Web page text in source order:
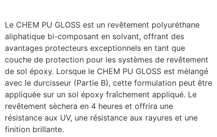
Le CHEM PU GLOSS est un revêtement polyuréthane
aliphatique bi-composant en solvant, offrant des
avantages protecteurs exceptionnels en tant que
couche de protection pour les systèmes de revêtement
de sol époxy. Lorsque le CHEM PU GLOSS est mélangé
avec le durcisseur (Partie B), cette formulation peut être
appliquée sur un sol époxy fraîchement appliqué. Le
revêtement sèchera en 4 heures et offrira une
résistance aux UV, une résistance aux rayures et une
finition brillante.